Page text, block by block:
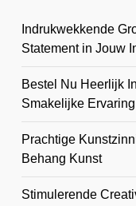
Indrukwekkende
Statement in Jouw
Bestel Nu Heerlijk
Smakelijke Ervaring
Prachtige
Behang Kunst
Stimulerende